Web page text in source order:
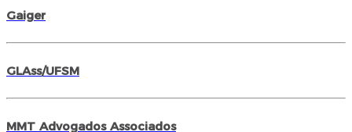
Gaiger
GLAss/UFSM
MMT Advogados Associados